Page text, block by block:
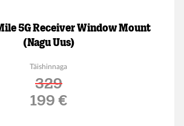
5G Receiver Window Mount
(Nagu Uus)
Täishinnaga
329
Soodushind
199 €